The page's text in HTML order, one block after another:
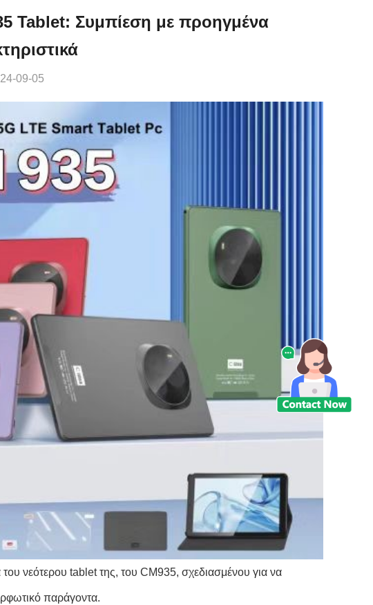
Tablet: Συμπίεση με προηγμένα
09-05
νεότερου tablet της, του CM935, σχεδιασμένου για να
παράγοντα.